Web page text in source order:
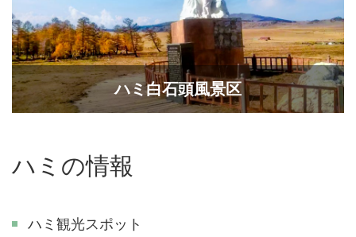
ハミ白石頭風景区
ハミの情報
ハミ観光スポット